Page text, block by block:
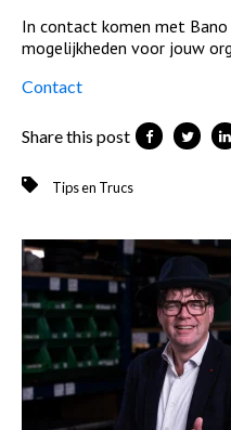
In contact komen met
mogelijkheden voor jouw
Contact
Share this post
Tips en Trucs